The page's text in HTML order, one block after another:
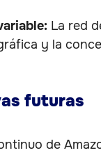
La red
y la
futuras
de